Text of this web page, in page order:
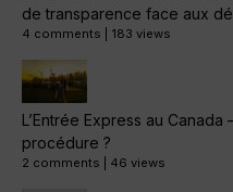
de transparence face aux
4 comments 183 views
L’Entrée Express au Canada
procédure ?
2 comments 46 views